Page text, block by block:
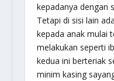
kepadanya dengan
Tetapi di sisi lain
kepada anak mulai
melakukan seperti
kedua ini berteriak
minim kasing